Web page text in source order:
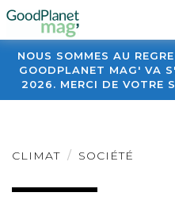
NOUS SOMMES AU
GOODPLANET MAG' VA
2026. MERCI DE VOTRE
CLIMAT SOCIÉTÉ